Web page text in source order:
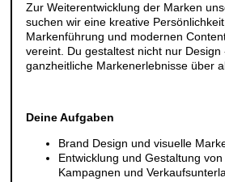
Zur Weiterentwicklung der Marken
suchen wir eine kreative
Markenführung und modernen
vereint. Du gestaltest nicht nur Design
ganzheitliche Markenerlebnisse über
Deine Aufgaben
Brand Design und visuelle
Entwicklung und Gestaltung
Kampagnen und